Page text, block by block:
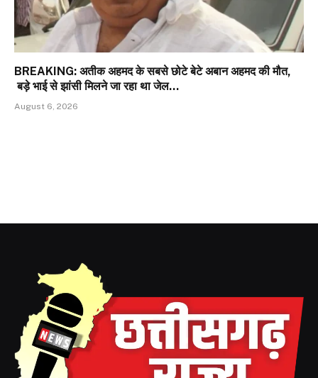
BREAKING: अतीक अहमद के सबसे छोटे बेटे अबान अहमद की मौत,
बड़े भाई से झांसी मिलने जा रहा था जेल…
August 6, 2026